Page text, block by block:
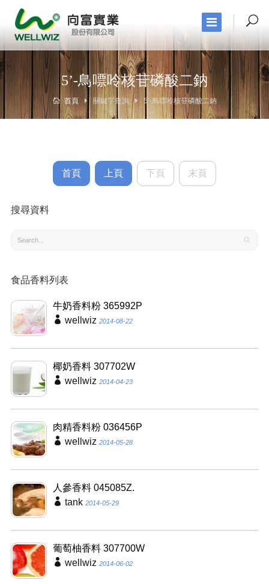
5’-鳥嘌呤核苷磷酸二鈉
首頁 關鍵字查詢 5’-鳥嘌呤核苷磷酸二鈉
首頁 上頁 下頁 末頁
搜尋資料
食品香料列表
牛奶香料粉 365992P
wellwiz 2014-08-22
椰奶香料 307702W
wellwiz 2014-04-23
肉精香料粉 036456P
wellwiz 2014-05-28
人參香料 045085Z.
tank 2014-05-29
葡萄柚香料 307700W
wellwiz 2014-06-02